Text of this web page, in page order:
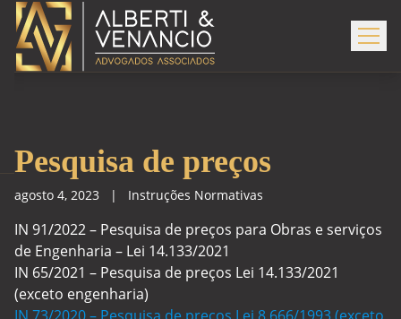
Pesquisa de preços
agosto 4, 2023 | Instruções Normativas
IN 91/2022 – Pesquisa de preços para Obras e serviços
de Engenharia – Lei 14.133/2021
IN 65/2021 – Pesquisa de preços Lei 14.133/2021
(exceto engenharia)